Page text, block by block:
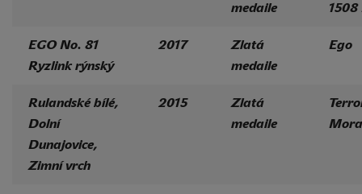
medaile
1508
EGO No. 81
Ryzlink rýnský
2017
Zlatá
medaile
Ego
Rulandské bílé,
Dolní
Dunajovice,
Zimní vrch
2015
Zlatá
medaile